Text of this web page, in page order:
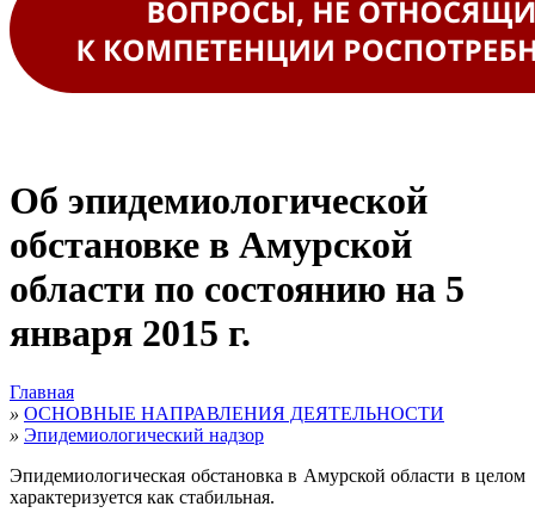
Об эпидемиологической
обстановке в Амурской
области по состоянию на 5
января 2015 г.
Главная
» ОСНОВНЫЕ НАПРАВЛЕНИЯ ДЕЯТЕЛЬНОСТИ
» Эпидемиологический надзор
Эпидемиологическая обстановка в Амурской области в целом
характеризуется как стабильная.